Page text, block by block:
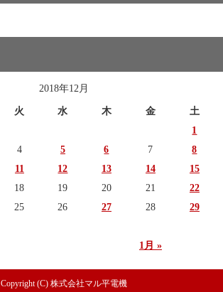
2018年12月
火 水 木 金 土
1月 »
1
4 5 6 7
8
11 12 13 14
15
18 19 20 21
22
25 26 27 28
29
Copyright (C) 株式会社マル平電機